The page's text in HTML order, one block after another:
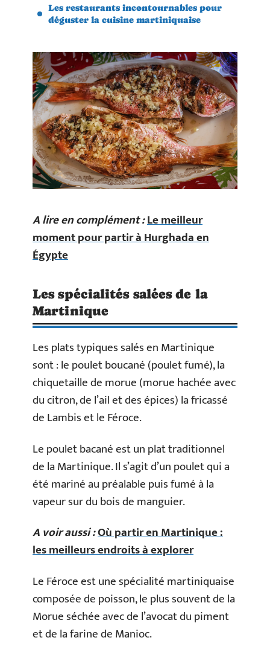
Les restaurants incontournables pour
déguster la cuisine martiniquaise
A lire en complément :Le meilleur
moment pour partir à Hurghada en
Égypte
Les spécialités salées de la
Martinique
Les plats typiques salés en Martinique
sont : le poulet boucané (poulet fumé), la
chiquetaille de morue (morue hachée avec
du citron, de l’ail et des épices) la fricassé
de Lambis et le Féroce.
Le poulet bacané est un plat traditionnel
de la Martinique. Il s’agit d’un poulet qui a
été mariné au préalable puis fumé à la
vapeur sur du bois de manguier.
A voir aussi :Où partir en Martinique :
les meilleurs endroits à explorer
Le Féroce est une spécialité martiniquaise
composée de poisson, le plus souvent de la
Morue séchée avec de l’avocat du piment
et de la farine de Manioc.